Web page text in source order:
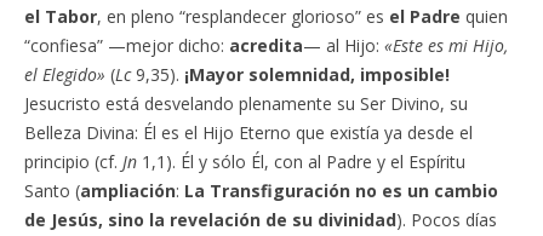
el Tabor, en pleno “resplandecer glorioso” es el Padre quien
“confiesa” —mejor dicho: acredita— al Hijo: «Este es mi Hijo,
el Elegido» (Lc9,35). ¡Mayor solemnidad, imposible!
Jesucristo está desvelando plenamente su Ser Divino, su
Belleza Divina: Él es el Hijo Eterno que existía ya desde el
principio (cf. Jn 1,1). Él y sólo Él, con al Padre y el Espíritu
Santo (ampliación: La Transfiguración no es un cambio
de Jesús, sino la revelación de su divinidad). Pocos días